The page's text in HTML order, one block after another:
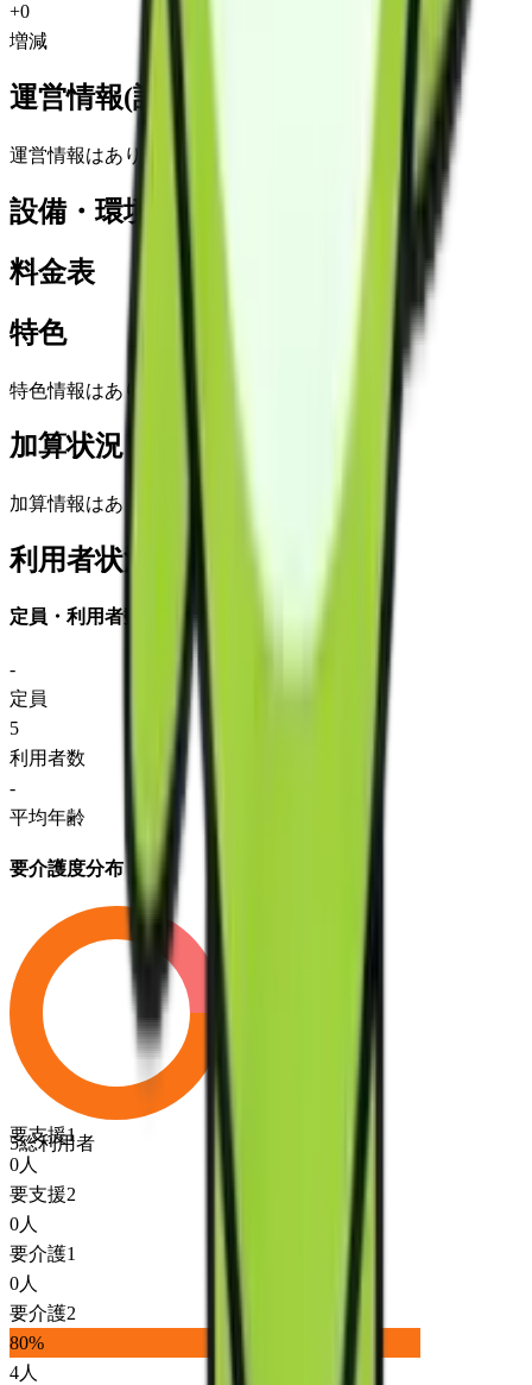
+0
増減
運営情報(詳細)
運営情報はありません
設備・環境
料金表
特色
特色情報はありません
加算状況
加算情報はありません
利用者状況
定員・利用者数
-
定員
5
利用者数
-
平均年齢
要介護度分布
5総利用者
要支援1
0人
要支援2
0人
要介護1
0人
要介護2
80%
4人